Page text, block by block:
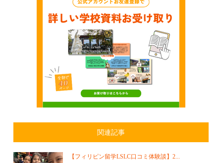
関連記事
【フィリピン留学LSLC口コミ体験談】2...